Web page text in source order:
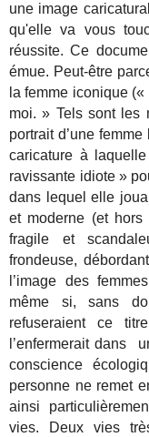
une image
qu'elle va vous
réussite. Ce
émue. Peut-être
la femme iconique
moi. » Tels sont les
portrait d’une
caricature à
ravissante idiote »
dans lequel elle
et moderne (et hors
fragile et
frondeuse,
l’image des
même si, sans
refuseraient ce
l’enfermerait dans
conscience
personne ne remet
ainsi
vies. Deux vies